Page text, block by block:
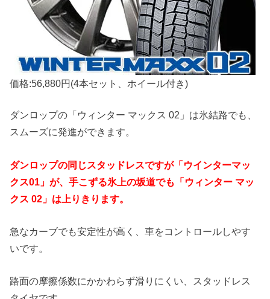
価格:56,880円(4本セット、ホイール付き)
ダンロップの「ウィンター マックス 02」は氷結路でも、
スムーズに発進ができます。
ダンロップの同じスタッドレスですが「ウインターマッ
クス01」が、手こずる氷上の坂道でも「ウィンター マッ
クス 02」は上りきります。
急なカーブでも安定性が高く、車をコントロールしやす
いです。
路面の摩擦係数にかかわらず滑りにくい、スタッドレス